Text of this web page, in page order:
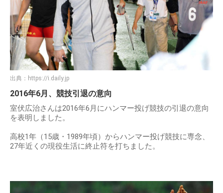
出典： https://i.daily.jp
2016年6月、競技引退の意向
室伏広治さんは2016年6月にハンマー投げ競技の引退の意向
を表明しました。
高校1年（15歳・1989年頃）からハンマー投げ競技に専念、
27年近くの現役生活に終止符を打ちました。